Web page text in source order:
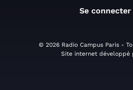
Se connecter
© 2026 Radio Campus Paris -
Site internet développé